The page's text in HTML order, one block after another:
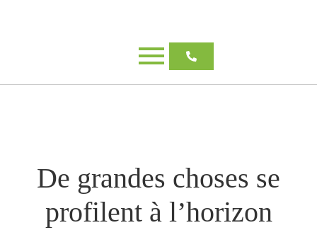
De grandes choses se
profilent à l’horizon